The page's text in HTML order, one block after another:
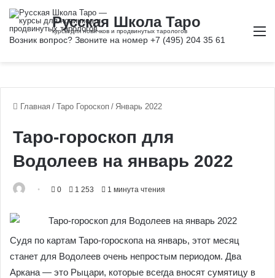
Главная / Таро Гороскоп / Январь 2022
Таро-гороскоп для
Водолеев на январь 2022
0 1 253 1 минута чтения
Судя по картам Таро-гороскопа на январь, этот месяц
станет для Водолеев очень непростым периодом. Два
Аркана — это Рыцари, которые всегда вносят сумятицу в